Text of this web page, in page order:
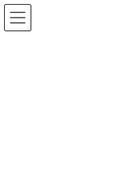
コ
ン
ナ
ビ